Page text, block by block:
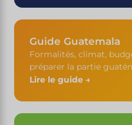
Guide Guatemala
Formalités, climat,
préparer la partie
Lire le guide →